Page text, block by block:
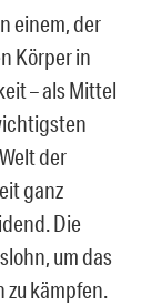
einem, der
Körper in
– als Mittel
der
ganz
Die
um das
zu kämpfen.